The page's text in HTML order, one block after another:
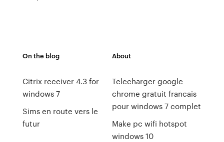
On the blog
Citrix receiver 4.3 for
windows 7
Sims en route vers le
futur
About
Telecharger google
chrome gratuit francais
pour windows 7 complet
Make pc wifi hotspot
windows 10